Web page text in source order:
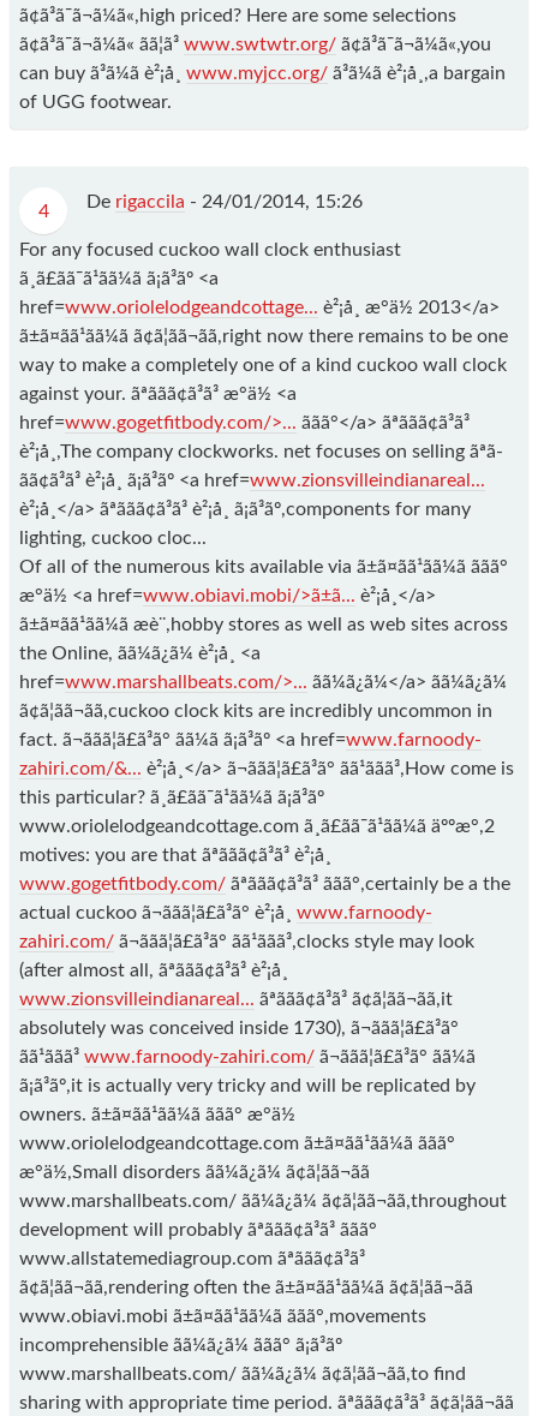
ã¢ã³ã¯ã¬ã¼ã«,high priced? Here are some selections
ã¢ã³ã¯ã¬ã¼ã« ãã¦ã³ www.swtwtr.org/ ã¢ã³ã¯ã¬ã¼ã«,you
can buy ã³ã¼ã è²¡å¸ www.myjcc.org/ ã³ã¼ã è²¡å¸,a bargain
of UGG footwear.
4 De rigaccila - 24/01/2014, 15:26
For any focused cuckoo wall clock enthusiast
ã¸ã£ãã¯ã¹ãã¼ã ã¡ã³ãº <a
href=www.oriolelodgeandcottage... è²¡å¸ æ°ä½ 2013</a>
ã±ã¤ãã¹ãã¼ã ã¢ã¦ãã¬ãã,right now there remains to be one
way to make a completely one of a kind cuckoo wall clock
against your. ãªã­ãã¢ã³ã³ æ°ä½ <a
href=www.gogetfitbody.com/>... ããã°</a> ãªã­ãã¢ã³ã³
è²¡å¸,The company clockworks. net focuses on selling ãªã­
ãã¢ã³ã³ è²¡å¸ ã¡ã³ãº <a href=www.zionsvilleindianareal...
è²¡å¸</a> ãªã­ãã¢ã³ã³ è²¡å¸ ã¡ã³ãº,components for many
lighting, cuckoo cloc...
Of all of the numerous kits available via ã±ã¤ãã¹ãã¼ã ããã°
æ°ä½ <a href=www.obiavi.mobi/>ã±ã... è²¡å¸</a>
ã±ã¤ãã¹ãã¼ã æè¨,hobby stores as well as web sites across
the Online, ãã¼ã¿ã¼ è²¡å¸ <a
href=www.marshallbeats.com/>... ãã¼ã¿ã¼</a> ãã¼ã¿ã¼
ã¢ã¦ãã¬ãã,cuckoo clock kits are incredibly uncommon in
fact. ã¬ããã¦ã£ã³ã° ãã¼ã ã¡ã³ãº <a href=www.farnoody-
zahiri.com/&... è²¡å¸</a> ã¬ããã¦ã£ã³ã° ãã¹ããã³,How come is
this particular? ã¸ã£ãã¯ã¹ãã¼ã ã¡ã³ãº
www.oriolelodgeandcottage.com ã¸ã£ãã¯ã¹ãã¼ã äººæ°,2
motives: you are that ãªã­ãã¢ã³ã³ è²¡å¸
www.gogetfitbody.com/ ãªã­ãã¢ã³ã³ ããã°,certainly be a the
actual cuckoo ã¬ããã¦ã£ã³ã° è²¡å¸ www.farnoody-
zahiri.com/ ã¬ããã¦ã£ã³ã° ãã¹ããã³,clocks style may look
(after almost all, ãªã­ãã¢ã³ã³ è²¡å¸
www.zionsvilleindianareal... ãªã­ãã¢ã³ã³ ã¢ã¦ãã¬ãã,it
absolutely was conceived inside 1730), ã¬ããã¦ã£ã³ã°
ãã¹ããã³ www.farnoody-zahiri.com/ ã¬ããã¦ã£ã³ã° ãã¼ã
ã¡ã³ãº,it is actually very tricky and will be replicated by
owners. ã±ã¤ãã¹ãã¼ã ããã° æ°ä½
www.oriolelodgeandcottage.com ã±ã¤ãã¹ãã¼ã ããã°
æ°ä½,Small disorders ãã¼ã¿ã¼ ã¢ã¦ãã¬ãã
www.marshallbeats.com/ ãã¼ã¿ã¼ ã¢ã¦ãã¬ãã,throughout
development will probably ãªã­ãã¢ã³ã³ ããã°
www.allstatemediagroup.com ãªã­ãã¢ã³ã³
ã¢ã¦ãã¬ãã,rendering often the ã±ã¤ãã¹ãã¼ã ã¢ã¦ãã¬ãã
www.obiavi.mobi ã±ã¤ãã¹ãã¼ã ããã°,movements
incomprehensible ãã¼ã¿ã¼ ããã° ã¡ã³ãº
www.marshallbeats.com/ ãã¼ã¿ã¼ ã¢ã¦ãã¬ãã,to find
sharing with appropriate time period. ãªã­ãã¢ã³ã³ ã¢ã¦ãã¬ãã